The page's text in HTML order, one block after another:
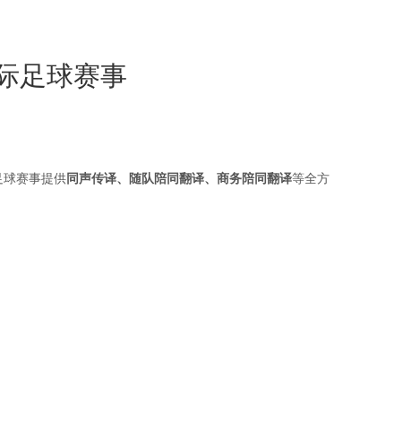
足球赛事
球赛事提供同声传译、随队陪同翻译、商务陪同翻译等全方